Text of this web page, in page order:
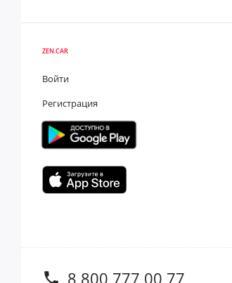
ZEN.CAR
Войти
Регистрация
8 800 777 00 77